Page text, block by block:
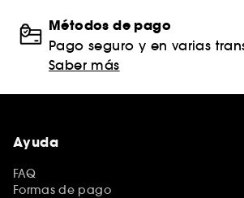
Métodos de pago
Pago seguro y en varias
Saber más
Ayuda
FAQ
Formas de pago